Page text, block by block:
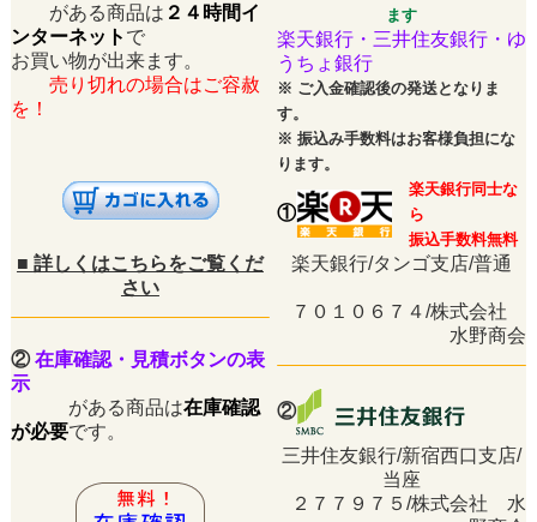
ます
がある商品は ２４時間イ
ンターネット で
お買い物が出来ます。
売り切れの場合はご容赦
を！
楽天銀行・三井住友銀行・ゆ
うちょ銀行
※ ご入金確認後の発送となりま
す。
※ 振込み手数料はお客様負担にな
ります。
①
楽天銀行同士な
ら
振込手数料無料
■ 詳しくはこちらをご覧くだ
さい
楽天銀行/タンゴ支店/普通
７０１０６７４/株式会社
水野商会
②在庫確認・見積ボタンの表
示
がある商品は在庫確認
が必要です。
②
三井住友銀行/新宿西口支店/
当座
２７７９７５/株式会社 水